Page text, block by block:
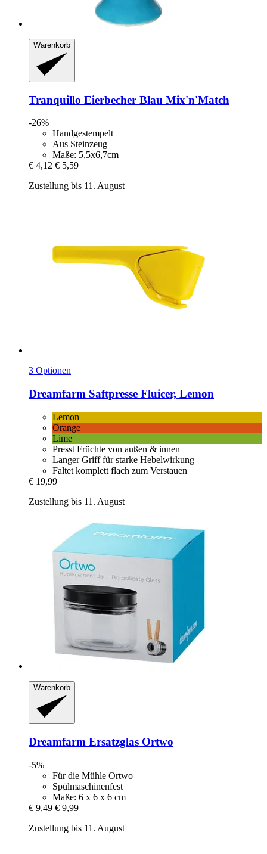
Warenkorb
Tranquillo Eierbecher Blau Mix'n'Match
-26%
Handgestempelt
Aus Steinzeug
Maße: 5,5x6,7cm
€ 4,12 € 5,59
Zustellung bis 11. August
3 Optionen
Dreamfarm Saftpresse Fluicer, Lemon
Lemon
Orange
Lime
Presst Früchte von außen & innen
Langer Griff für starke Hebelwirkung
Faltet komplett flach zum Verstauen
€ 19,99
Zustellung bis 11. August
Warenkorb
Dreamfarm Ersatzglas Ortwo
-5%
Für die Mühle Ortwo
Spülmaschinenfest
Maße: 6 x 6 x 6 cm
€ 9,49 € 9,99
Zustellung bis 11. August